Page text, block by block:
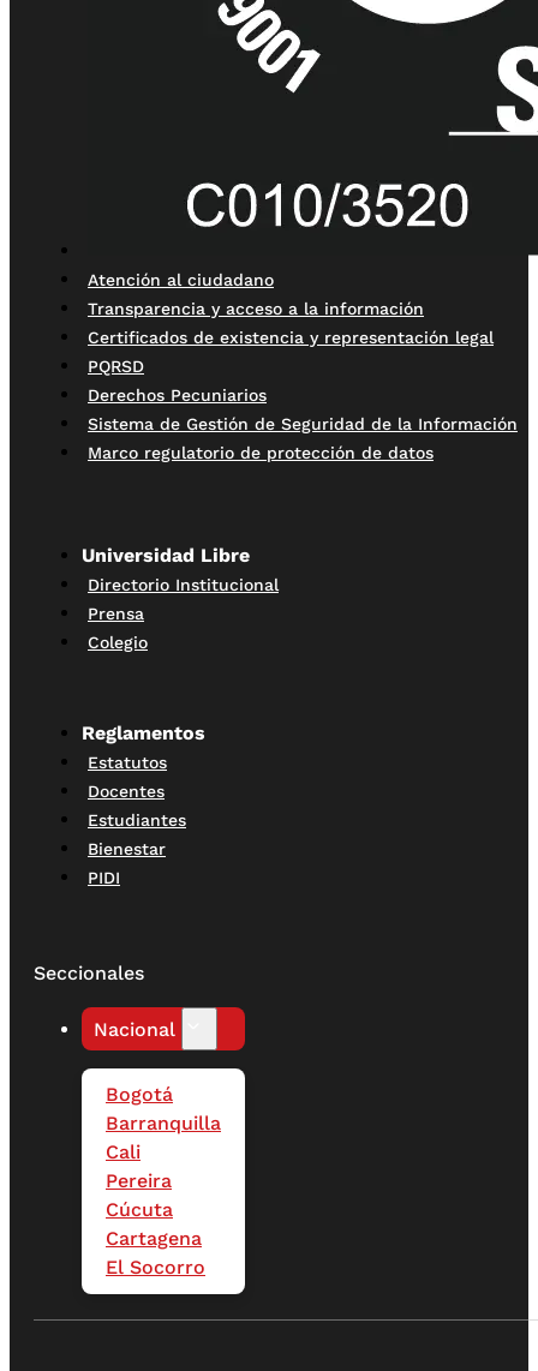
Atención al ciudadano
Transparencia y acceso a la información
Certificados de existencia y representación legal
PQRSD
Derechos Pecuniarios
Sistema de Gestión de Seguridad de la Información
Marco regulatorio de protección de datos
Universidad Libre
Directorio Institucional
Prensa
Colegio
Reglamentos
Estatutos
Docentes
Estudiantes
Bienestar
PIDI
Seccionales
Nacional
Bogotá
Barranquilla
Cali
Pereira
Cúcuta
Cartagena
El Socorro